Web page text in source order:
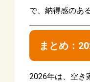
で、納得感のあ
まとめ：
2026年は、空き